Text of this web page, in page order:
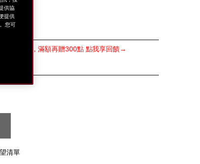
8%回饋，滿額再贈300點 點我享回饋→
清單
供協
提供
您可